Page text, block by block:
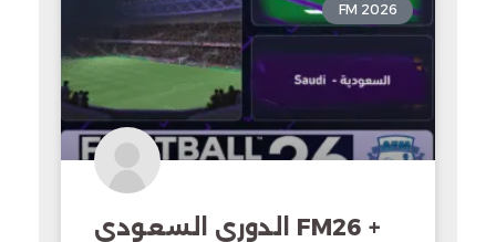
FM 2026
الدوري السعودي FM26 +